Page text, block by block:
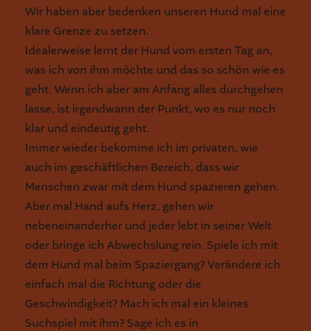
Wir haben aber bedenken unseren Hund mal eine
klare Grenze zu setzen.
Idealerweise lernt der Hund vom ersten Tag an,
was ich von ihm möchte und das so schön wie es
geht. Wenn ich aber am Anfang alles durchgehen
lasse, ist irgendwann der Punkt, wo es nur noch
klar und eindeutig geht.
Immer wieder bekomme ich im privaten, wie
auch im geschäftlichen Bereich, dass wir
Menschen zwar mit dem Hund spazieren gehen.
Aber mal Hand aufs Herz, gehen wir
nebeneinanderher und jeder lebt in seiner Welt
oder bringe ich Abwechslung rein. Spiele ich mit
dem Hund mal beim Spaziergang? Verändere ich
einfach mal die Richtung oder die
Geschwindigkeit? Mach ich mal ein kleines
Suchspiel mit ihm? Sage ich es in